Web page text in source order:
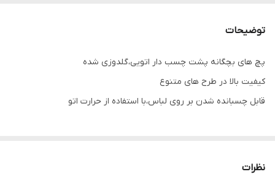
توضیحات
پچ های بچگانه پشت چسب دار اتویی،گلدوزی شده
کیفیت بالا در طرح های متنوع
قابل چسبانده شدن بر روی لباس،با استفاده از حرارت اتو
نظرات